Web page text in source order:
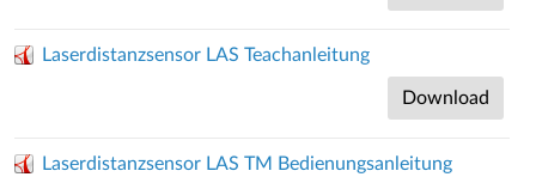
Laserdistanzsensor LAS Teachanleitung
Download
Laserdistanzsensor LAS TM Bedienungsanleitung